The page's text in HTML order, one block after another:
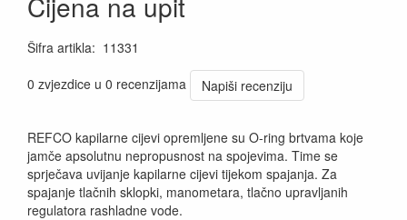
Šifra artikla: 11331
0 zvjezdice u 0 recenzijama
Napiši recenziju
REFCO kapilarne cijevi opremljene su O-ring brtvama koje
jamče apsolutnu nepropusnost na spojevima. Time se
sprječava uvijanje kapilarne cijevi tijekom spajanja. Za
spajanje tlačnih sklopki, manometara, tlačno upravljanih
regulatora rashladne vode.